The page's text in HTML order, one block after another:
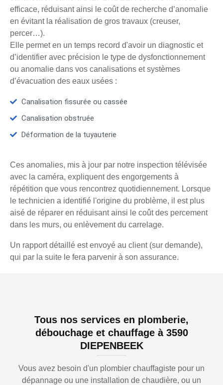
efficace, réduisant ainsi le coût de recherche d’anomalie
en évitant la réalisation de gros travaux (creuser,
percer…).
Elle permet en un temps record d'avoir un diagnostic et
d’identifier avec précision le type de dysfonctionnement
ou anomalie dans vos canalisations et systèmes
d’évacuation des eaux usées :
Canalisation fissurée ou cassée
Canalisation obstruée
Déformation de la tuyauterie
Ces anomalies, mis à jour par notre inspection télévisée
avec la caméra, expliquent des engorgements à
répétition que vous rencontrez quotidiennement. Lorsque
le technicien a identifié l'origine du problème, il est plus
aisé de réparer en réduisant ainsi le coût des percement
dans les murs, ou enlèvement du carrelage.
Un rapport détaillé est envoyé au client (sur demande),
qui par la suite le fera parvenir à son assurance.
Tous nos services en plomberie,
débouchage et chauffage à 3590
DIEPENBEEK
Vous avez besoin d'un plombier chauffagiste pour un
dépannage ou une installation de chaudière, ou un